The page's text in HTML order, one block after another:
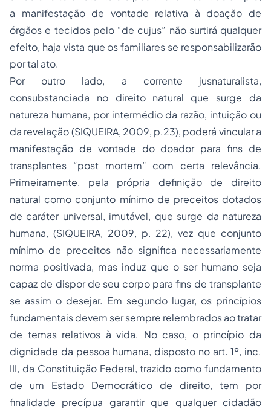
a manifestação de vontade relativa à doação de
órgãos e tecidos pelo “de cujus” não surtirá qualquer
efeito, haja vista que os familiares se responsabilizarão
por tal ato.
Por outro lado, a corrente jusnaturalista,
consubstanciada no direito natural que surge da
natureza humana, por intermédio da razão, intuição ou
da revelação (SIQUEIRA, 2009, p.23), poderá vincular a
manifestação de vontade do doador para fins de
transplantes “post mortem” com certa relevância.
Primeiramente, pela própria definição de direito
natural como conjunto mínimo de preceitos dotados
de caráter universal, imutável, que surge da natureza
humana, (SIQUEIRA, 2009, p. 22), vez que conjunto
mínimo de preceitos não significa necessariamente
norma positivada, mas induz que o ser humano seja
capaz de dispor de seu corpo para fins de transplante
se assim o desejar. Em segundo lugar, os princípios
fundamentais devem ser sempre relembrados ao tratar
de temas relativos à vida. No caso, o princípio da
dignidade da pessoa humana, disposto no art. 1º, inc.
III, da Constituição Federal, trazido como fundamento
de um Estado Democrático de direito, tem por
finalidade precípua garantir que qualquer cidadão